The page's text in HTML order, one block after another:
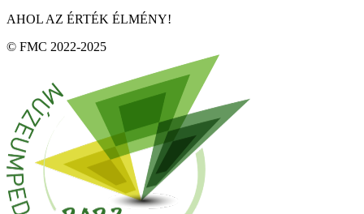
AHOL AZ ÉRTÉK ÉLMÉNY!
© FMC 2022-2025